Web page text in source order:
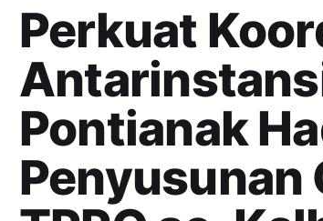
Perkuat
Pontianak
Penyusunan